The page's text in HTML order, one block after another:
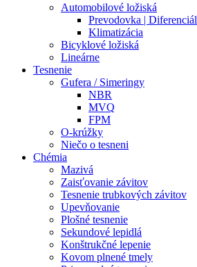
Automobilové ložiská
Prevodovka | Diferenciál
Klimatizácia
Bicyklové ložiská
Lineárne
Tesnenie
Gufera / Simeringy
NBR
MVQ
FPM
O-krúžky
Niečo o tesneni
Chémia
Mazivá
Zaisťovanie závitov
Tesnenie trubkových závitov
Upevňovanie
Plošné tesnenie
Sekundové lepidlá
Konštrukčné lepenie
Kovom plnené tmely